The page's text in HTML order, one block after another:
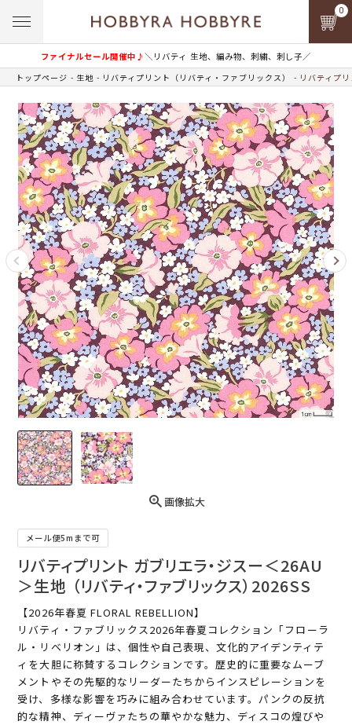
ファイナルセール開催中♪＼リバティ 生地、編み物、刺繍、刺し子／
0
トップページ 生地 リバティプリント（リバティ・ファブリックス） リバティプ
画像拡大
メール便5mまで可
リバティプリント ガブリエラ・ジスー＜26AU
＞生地 （リバティ・ファブリックス）2026SS
【2026年春夏 FLORAL REBELLION】
リバティ・ファブリックス2026年春夏コレクション「フローラ
ル・リベリオン」は、個性や自己表現、文化的アイデンティテ
ィを大胆に称賛するコレクションです。歴史的に重要なムーブ
メントやその先駆的なリーダーたちからインスピレーションを
受け、多様な影響を巧みに組み合わせています。パンクの反抗
的な精神、ディーヴァたちの華やかな魅力、ディスコの煌びや